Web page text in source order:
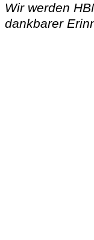
Wir werden
dankbarer